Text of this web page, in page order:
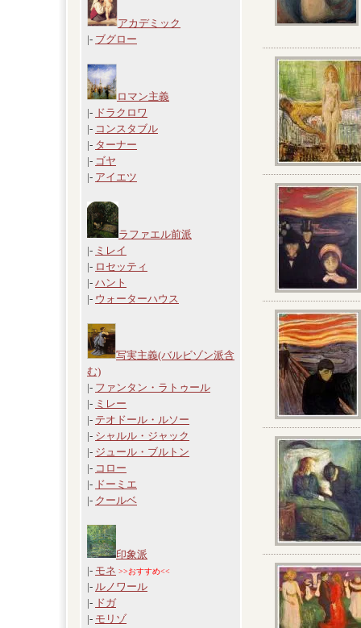
アカデミック
|- ブグロー
ロマン主義
|- ドラクロワ
|- コンスタブル
|- ターナー
|- ゴヤ
|- アイエツ
ラファエル前派
|- ミレイ
|- ロセッティ
|- ハント
|- ウォーターハウス
写実主義(バルビゾン派含
む)
|- ファンタン・ラトゥール
|- ミレー
|- テオドール・ルソー
|- シャルル・ジャック
|- ジュール・ブルトン
|- コロー
|- ドーミエ
|- クールベ
印象派
|- モネ >>おすすめ<<
|- ルノワール
|- ドガ
|- モリゾ